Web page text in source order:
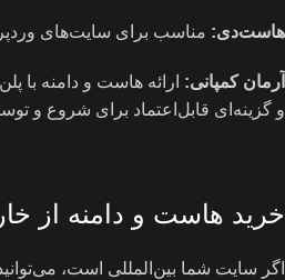
هاست‌دی: مناسب برای سایت‌های
آرمان کمپانی: ارائه هاست و دامنه با
و گزینه‌ای قابل‌اعتماد برای شروع و
خرید هاست و دامنه از
اگر سایت شما بین‌المللی است،